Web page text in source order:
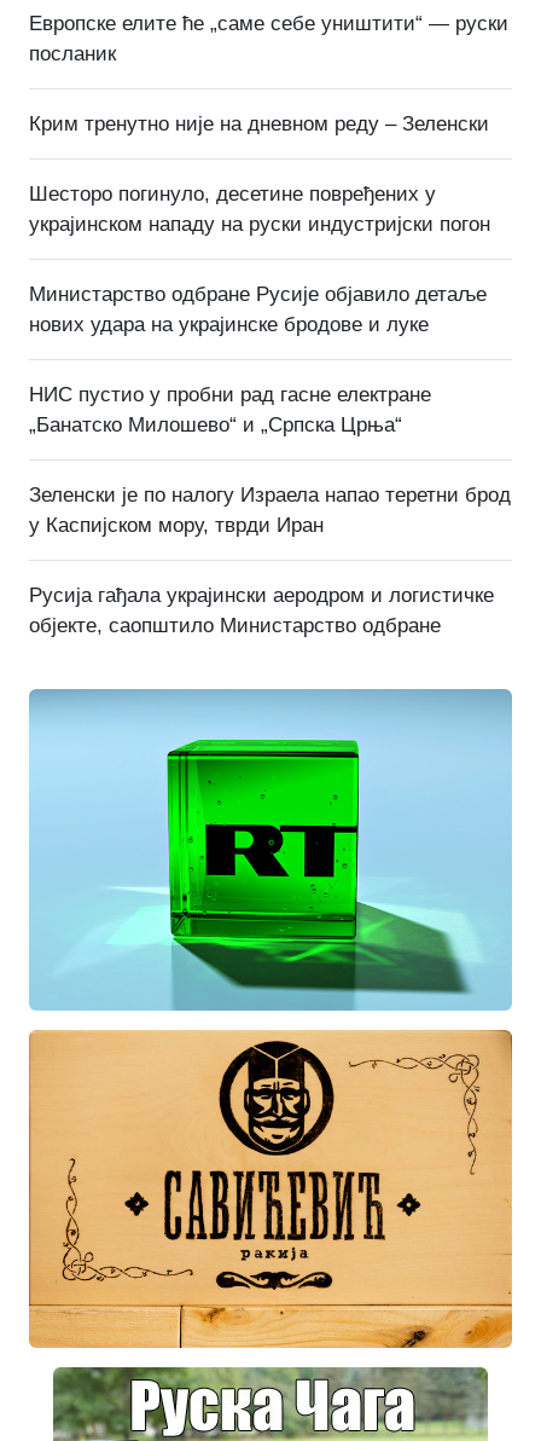
Европске елите ће „саме себе уништити“ — руски
посланик
Крим тренутно није на дневном реду – Зеленски
Шесторо погинуло, десетине повређених у
украјинском нападу на руски индустријски погон
Министарство одбране Русије објавило детаље
нових удара на украјинске бродове и луке
НИС пустио у пробни рад гасне електране
„Банатско Милошево“ и „Српска Црња“
Зеленски је по налогу Израела напао теретни брод
у Каспијском мору, тврди Иран
Русија гађала украјински аеродром и логистичке
објекте, саопштило Министарство одбране